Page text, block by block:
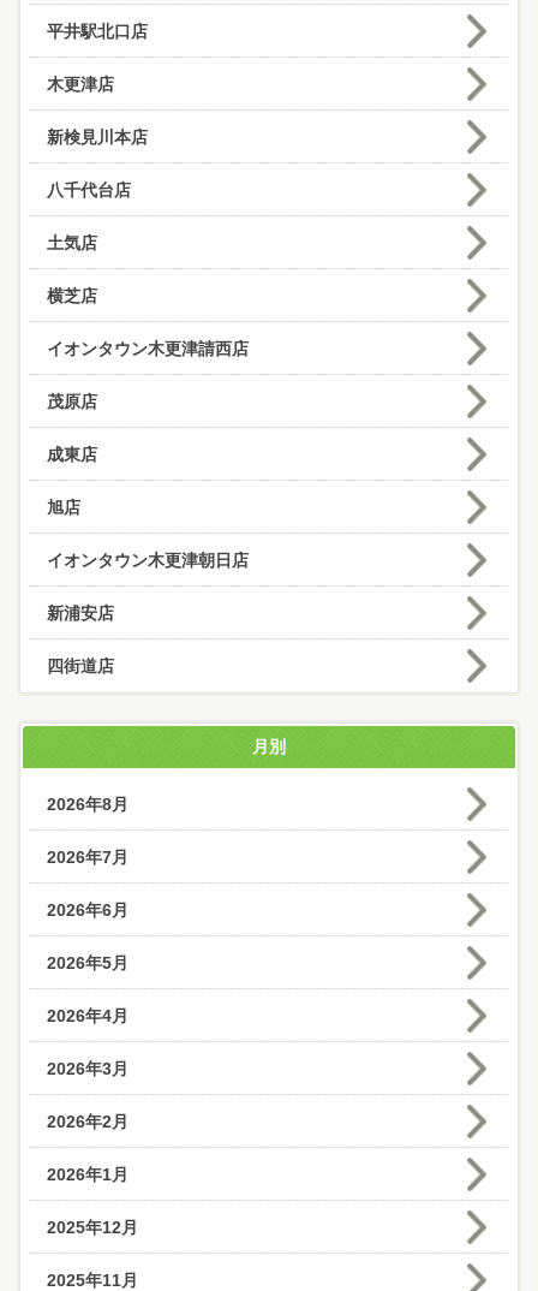
平井駅北口店
木更津店
新検見川本店
八千代台店
土気店
横芝店
イオンタウン木更津請西店
茂原店
成東店
旭店
イオンタウン木更津朝日店
新浦安店
四街道店
月別
2026年8月
2026年7月
2026年6月
2026年5月
2026年4月
2026年3月
2026年2月
2026年1月
2025年12月
2025年11月